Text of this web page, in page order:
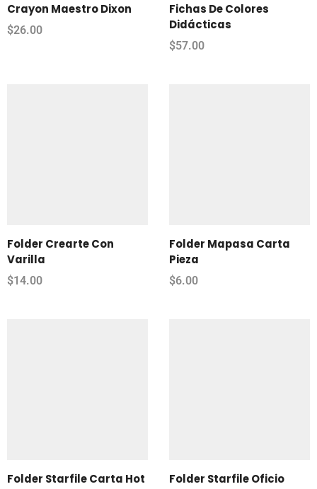
Crayon Maestro Dixon
$26.00
Fichas De Colores
Didácticas
$57.00
Folder Crearte Con
Varilla
$14.00
Folder Mapasa Carta
Pieza
$6.00
Folder Starfile Carta Hot
Folder Starfile Oficio